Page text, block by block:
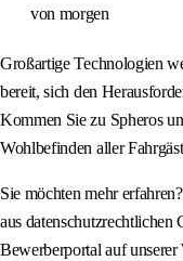
von morgen
Großartige Technologien
bereit, sich den
Kommen Sie zu Spheros
Wohlbefinden aller
Sie möchten mehr
aus datenschutzrechtlichen
Bewerberportal auf unserer